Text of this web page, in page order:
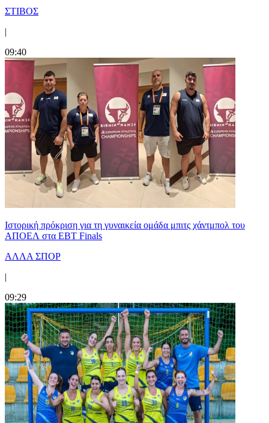
ΣΤΙΒΟΣ
|
09:40
Ιστορική πρόκριση για τη γυναικεία ομάδα μπιτς χάντμπολ του
ΑΠΟΕΛ στα EBT Finals
ΑΛΛΑ ΣΠΟΡ
|
09:29